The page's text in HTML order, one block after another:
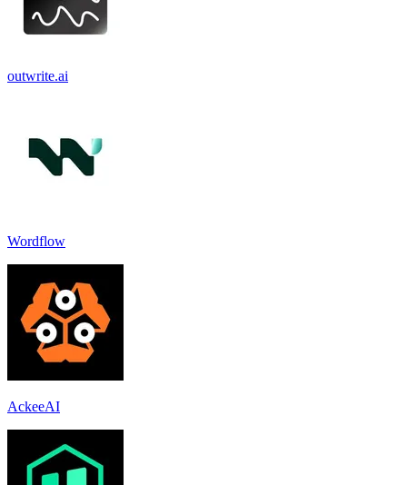
outwrite.ai
Wordflow
AckeeAI